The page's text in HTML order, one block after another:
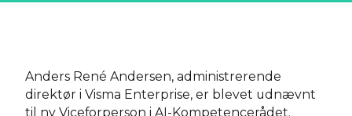
Anders René Andersen, administrerende
direktør i Visma Enterprise, er blevet udnævnt
til ny Viceforperson i AI-Kompetencerådet.